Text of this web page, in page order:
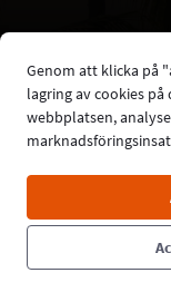
Genom att klicka på
lagring av cookies
webbplatsen,